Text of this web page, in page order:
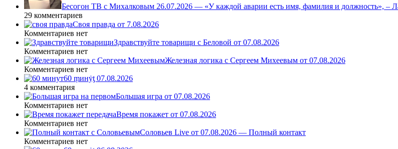
Бесогон ТВ с Михалковым 26.07.2026 — «У каждой аварии есть имя, фамилия и должность», –
29 комментариев
Своя правда от 7.08.2026
Комментариев нет
Здравствуйте товарищи с Беловой от 07.08.2026
Комментариев нет
Железная логика с Сергеем Михеевым от 07.08.2026
Комментариев нет
60 ṃинẏƫ 07.08.2026
4 комментария
Большая игра от 07.08.2026
Комментариев нет
Время покажет от 07.08.2026
Комментариев нет
Соловьев Live от 07.08.2026 — Полный контакт
Комментариев нет